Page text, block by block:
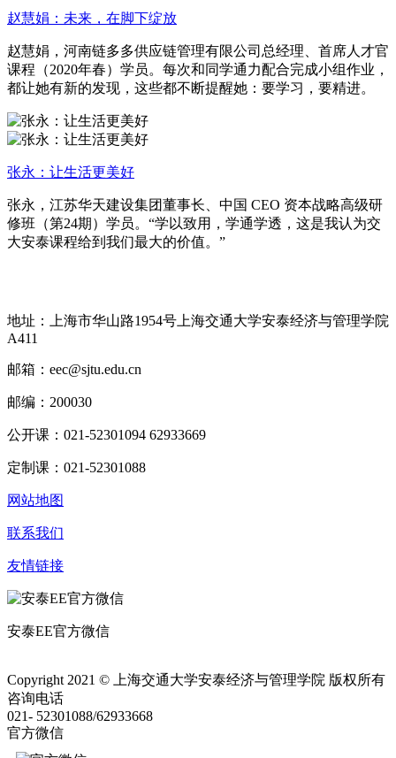
赵慧娟：未来，在脚下绽放
赵慧娟，河南链多多供应链管理有限公司总经理、首席人才官
课程（2020年春）学员。每次和同学通力配合完成小组作业，
都让她有新的发现，这些都不断提醒她：要学习，要精进。
张永：让生活更美好
张永，江苏华天建设集团董事长、中国 CEO 资本战略高级研
修班（第24期）学员。“学以致用，学通学透，这是我认为交
大安泰课程给到我们最大的价值。”
地址：上海市华山路1954号上海交通大学安泰经济与管理学院
A411
邮箱：eec@sjtu.edu.cn
邮编：200030
公开课：021-52301094 62933669
定制课：021-52301088
网站地图
联系我们
友情链接
安泰EE官方微信
Copyright 2021 © 上海交通大学安泰经济与管理学院 版权所有
咨询电话
021- 52301088/62933668
官方微信